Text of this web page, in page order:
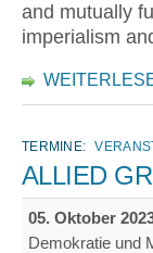
and mutually
imperialism
TERMINE:
ALLIED
05. Oktober
Demokratie und